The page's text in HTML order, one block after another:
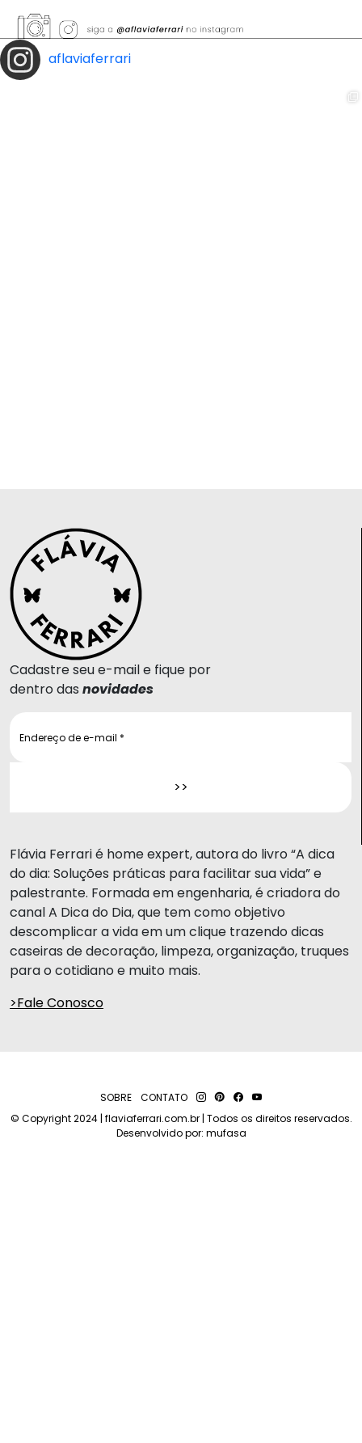
aflaviaferrari
Cadastre seu e-mail e fique por
dentro das novidades
Flávia Ferrari é home expert, autora do livro “A dica
do dia: Soluções práticas para facilitar sua vida” e
palestrante. Formada em engenharia, é criadora do
canal A Dica do Dia, que tem como objetivo
descomplicar a vida em um clique trazendo dicas
caseiras de decoração, limpeza, organização, truques
para o cotidiano e muito mais.
>Fale Conosco
SOBRE
CONTATO
© Copyright 2024 | flaviaferrari.com.br | Todos os direitos reservados.
Desenvolvido por: mufasa